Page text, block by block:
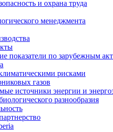
и охрана труда
менеджмента
показатели по зарубежным
рисками
газов
источники энергии и
разнообразия